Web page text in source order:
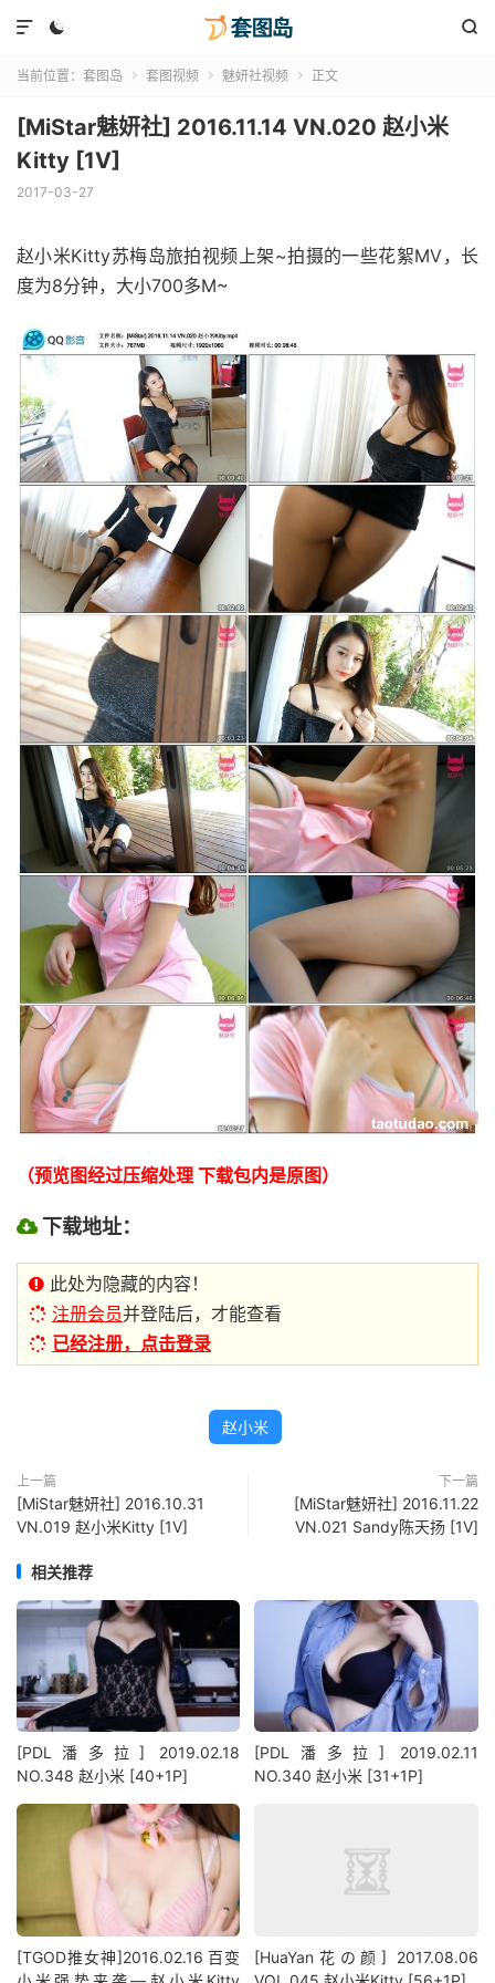
 

当前位置： 套图岛  套图视频  魅妍社视频  正文
[MiStar魅妍社] 2016.11.14 VN.020 赵小米
Kitty [1V]
2017-03-27
赵小米Kitty苏梅岛旅拍视频上架~拍摄的一些花絮MV，长
度为8分钟，大小700多M~
（预览图经过压缩处理 下载包内是原图）
下载地址：
此处为隐藏的内容！
注册会员并登陆后，才能查看
已经注册，点击登录
赵小米
上一篇
[MiStar魅妍社] 2016.10.31
VN.019 赵小米Kitty [1V]
下一篇
[MiStar魅妍社] 2016.11.22
VN.021 Sandy陈天扬 [1V]
相关推荐
[PDL潘多拉] 2019.02.18
NO.348 赵小米 [40+1P]
[PDL潘多拉] 2019.02.11
NO.340 赵小米 [31+1P]
[TGOD推女神]2016.02.16 百变
[HuaYan花の颜] 2017.08.06